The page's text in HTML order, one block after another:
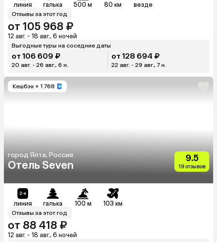
линия галька 500 м 80 км везде
Отзывы за этот год
от 105 968 ₽
12 авг. - 18 авг., 6 ночей
Выгодные туры на соседние даты
от 106 609 ₽
20 авг. - 26 авг., 6 н.
от 128 694 ₽
22 авг. - 29 авг., 7 н.
Кешбэк + 1 768
город Ялта, Россия
Отель Seven
9.5
19 отзывов
линия галька 100 м 103 км
Отзывы за этот год
от 88 418 ₽
12 авг. - 18 авг., 6 ночей